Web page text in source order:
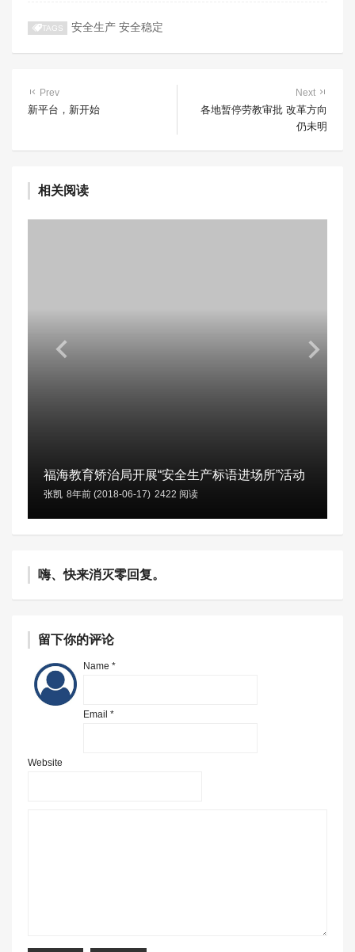
TAGS 安全生产 安全稳定
Prev
新平台，新开始
Next
各地暂停劳教审批 改革方向
仍未明
相关阅读
福海教育矫治局开展“安全生产标语进场所”活动
张凯 8年前 (2018-06-17) 2422 阅读
嗨、快来消灭零回复。
留下你的评论
Name *
Email *
Website